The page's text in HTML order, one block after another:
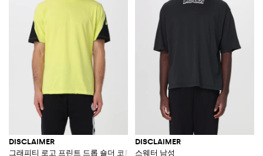
DISCLAIMER
그래피티 로고 프린트 드롭 숄더 코튼 티셔츠
DISCLAIMER
스웨터 남성